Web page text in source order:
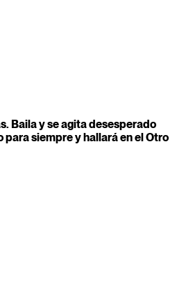
Baila y se agita desesperado
siempre y hallará en el Otro